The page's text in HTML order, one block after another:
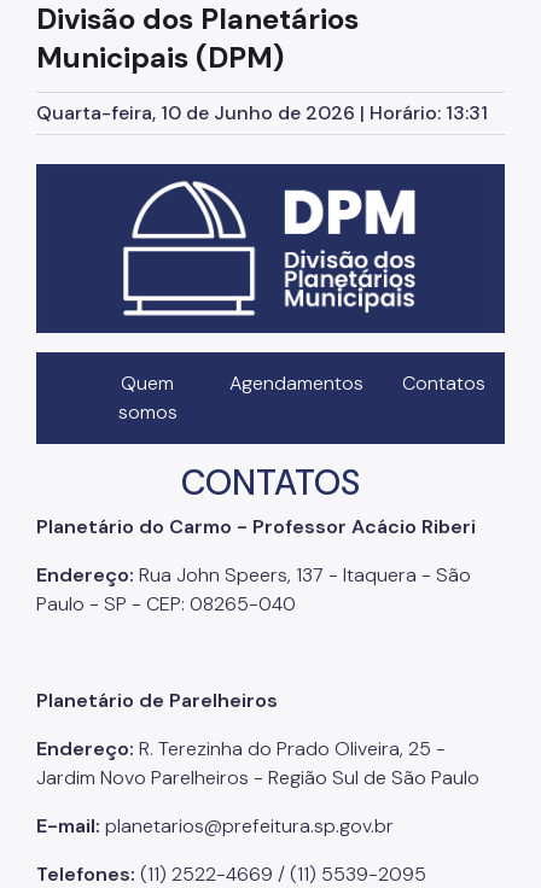
Divisão dos Planetários
Municipais (DPM)
Quarta-feira, 10 de Junho de 2026 | Horário: 13:31
Quem
somos
Agendamentos Contatos
CONTATOS
Planetário do Carmo - Professor Acácio Riberi
Endereço: Rua John Speers, 137 - Itaquera - São
Paulo - SP - CEP: 08265-040
Planetário de Parelheiros
Endereço: R. Terezinha do Prado Oliveira, 25 -
Jardim Novo Parelheiros - Região Sul de São Paulo
E-mail: planetarios@prefeitura.sp.gov.br
Telefones: (11) 2522-4669 / (11) 5539-2095